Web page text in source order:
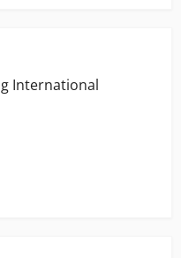
International